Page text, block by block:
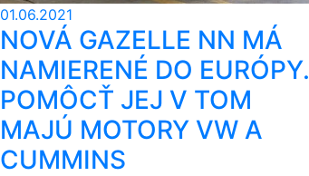
01.06.2021
NOVÁ GAZELLE NN MÁ
NAMIERENÉ DO EURÓPY.
POMÔCŤ JEJ V TOM
MAJÚ MOTORY VW A
CUMMINS